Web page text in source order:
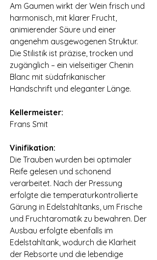
Am Gaumen wirkt der Wein frisch und
harmonisch, mit klarer Frucht,
animierender Säure und einer
angenehm ausgewogenen Struktur.
Die Stilistik ist präzise, trocken und
zugänglich – ein vielseitiger Chenin
Blanc mit südafrikanischer
Handschrift und eleganter Länge.
Kellermeister:
Frans Smit
Vinifikation:
Die Trauben wurden bei optimaler
Reife gelesen und schonend
verarbeitet. Nach der Pressung
erfolgte die temperaturkontrollierte
Gärung in Edelstahltanks, um Frische
und Fruchtaromatik zu bewahren. Der
Ausbau erfolgte ebenfalls im
Edelstahltank, wodurch die Klarheit
der Rebsorte und die lebendige